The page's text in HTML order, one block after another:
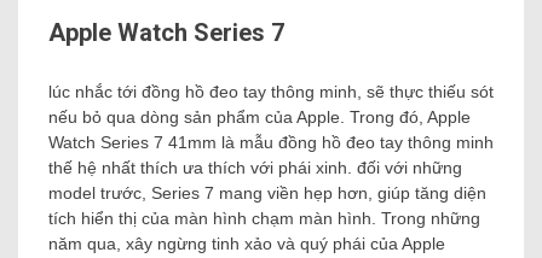
Apple Watch Series 7
lúc nhắc tới đồng hồ đeo tay thông minh, sẽ thực thiếu sót
nếu bỏ qua dòng sản phẩm của Apple. Trong đó, Apple
Watch Series 7 41mm là mẫu đồng hồ đeo tay thông minh
thế hệ nhất thích ưa thích với phái xinh. đối với những
model trước, Series 7 mang viền hẹp hơn, giúp tăng diện
tích hiển thị của màn hình chạm màn hình. Trong những
năm qua, xây ngừng tinh xảo và quý phái của Apple